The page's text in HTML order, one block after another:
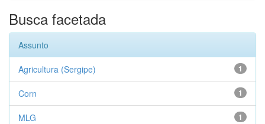
Busca facetada
Assunto
1
Agricultura (Sergipe)
1
Corn
1
MLG